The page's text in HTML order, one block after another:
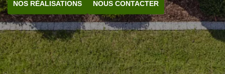
NOS RÉALISATIONS NOUS CONTACTER